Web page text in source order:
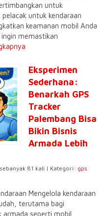
untuk
untuk kendaraan
keamanan mobil Anda
memastikan
Eksperimen
Sederhana:
Benarkah GPS
Tracker
Palembang Bisa
Bikin Bisnis
Armada Lebih
81 kali | Kategori: gps
Mengelola kendaraan
terutama bagi
armada seperti mobil